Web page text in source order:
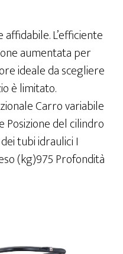
L’efficiente
aumentata per
ideale da scegliere
è limitato.
Carro variabile
Posizione del cilindro
tubi idraulici I
(kg)975 Profondità